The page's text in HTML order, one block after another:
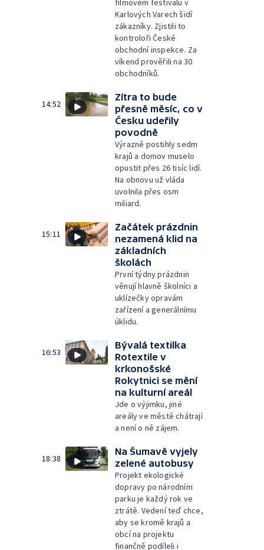
filmovém festivalu v
Karlových Varech šidí
zákazníky. Zjistili to
kontroloři České
obchodní inspekce. Za
víkend prověřili na 30
obchodníků.
14:52
Zítra to bude
přesně měsíc, co v
Česku udeřily
povodně
Výrazně postihly sedm
krajů a domov muselo
opustit přes 26 tisíc lidí.
Na obnovu už vláda
uvolnila přes osm
miliard.
15:11
Začátek prázdnin
nezamená klid na
základních
školách
První týdny prázdnin
věnují hlavně školníci a
uklízečky opravám
zařízení a generálnímu
úklidu.
16:53
Bývalá textilka
Rotextile v
krkonošské
Rokytnici se mění
na kulturní areál
Jde o výjimku, jiné
areály ve městě chátrají
a není o ně zájem.
18:38
Na Šumavě vyjely
zelené autobusy
Projekt ekologické
dopravy po národním
parku je každý rok ve
ztrátě. Vedení teď chce,
aby se kromě krajů a
obcí na projektu
finančně podíleli i